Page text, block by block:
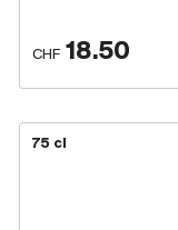
CHF 18.50
75 cl